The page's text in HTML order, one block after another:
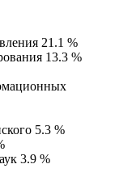
21.1 %
13.3 %
5.3 %
3.9 %